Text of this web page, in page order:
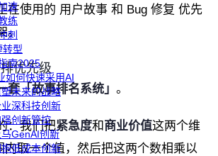
速
练
刺
转型
南2025
如何快速采用AI
未来的战略
深科技创新
创新管控
GenAI创新
低成本创新
在使用的 用户故事 和 Bug 修复 优先
。
优先级
套「故事排名系统」 。
：我们把紧急度和 商业价值这两个维
内取一个值，然后把这两个数相乘以